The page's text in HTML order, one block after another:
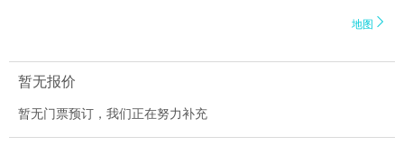
地图 
暂无报价
暂无门票预订，我们正在努力补充